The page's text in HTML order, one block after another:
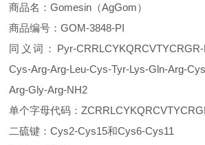
商品名：Gomesin（AgGom）
商品编号：GOM-3848-PI
同义词：Pyr-
Cys-Arg-Arg-Leu-Cys-Tyr-Lys-Gln-Arg-
Arg-Gly-Arg-NH2
单个字母代码：
二硫键：Cys2-Cys15和Cys6-Cys11